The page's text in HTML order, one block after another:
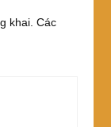
khai. Các